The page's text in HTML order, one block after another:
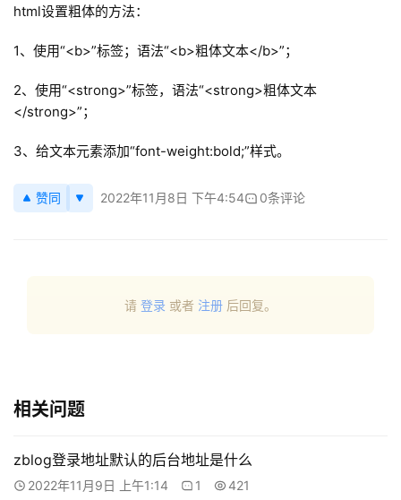
首
主
机
关
建
源
码
登录 注册
html设置粗体的方法：
1、使用“<b>”标签；语法“<b>粗体文本</b>”；
2、使用“<strong>”标签，语法“<strong>粗体文本
</strong>”；
3、给文本元素添加“font-weight:bold;”样式。
赞同 2022年11月8日 下午4:54 0条评论
请 登录 或者 注册 后回复。
相关问题
zblog登录地址默认的后台地址是什么
2022年11月9日 上午1:14 1 421